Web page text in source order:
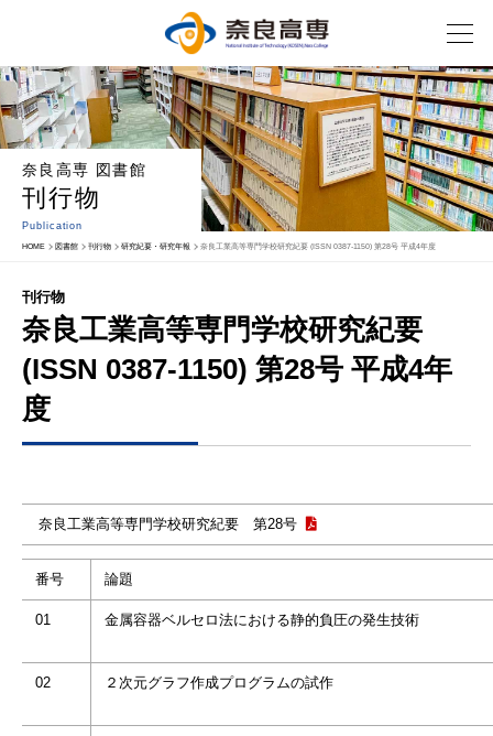
奈良高専 図書館
刊行物
Publication
HOME 図書館 刊行物 研究紀要・研究年報 奈良工業高等専門学校研究紀要 (ISSN 0387-1150) 第28号 平成4年度
刊行物
奈良工業高等専門学校研究紀要
(ISSN 0387-1150) 第28号 平成4年
度
奈良工業高等専門学校研究紀要 第28号
番号 論題
01 金属容器ベルセロ法における静的負圧の発生技術
02 ２次元グラフ作成プログラムの試作